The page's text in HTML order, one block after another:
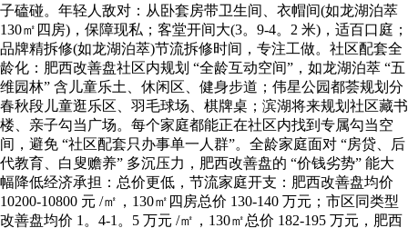
子磕碰。年轻人敌对：从卧套房带卫生间、衣帽间(如龙湖泊萃
130㎡四房)，保障现私；客堂开间大(3。9-4。2 米)，适百口庭；
品牌精拆修(如龙湖泊萃)节流拆修时间，专注工做。社区配套全
龄化：肥西改善盘社区内规划 “全龄互动空间”，如龙湖泊萃 “五
维园林” 含儿童乐土、休闲区、健身步道；伟星公园都荟规划分
春秋段儿童逛乐区、羽毛球场、棋牌桌；滨湖将来规划社区藏书
楼、亲子勾当广场。每个家庭都能正在社区内找到专属勾当空
间，避免 “社区配套只办事单一人群”。全龄家庭面对 “房贷、后
代教育、白叟赡养” 多沉压力，肥西改善盘的 “价钱劣势” 能大
幅降低经济承担：总价更低，节流家庭开支：肥西改善盘均价
10200-10800 元 /㎡，130㎡四房总价 130-140 万元；市区同类型
改善盘均价 1。4-1。5 万元 /㎡，130㎡总价 182-195 万元，肥西